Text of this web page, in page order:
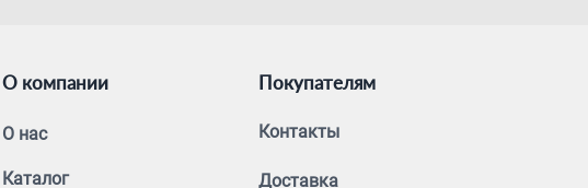
О компании
О нас
Каталог
Покупателям
Контакты
Доставка